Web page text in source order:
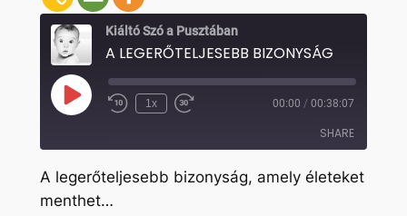
Kiáltó Szó a Pusztában
A LEGERŐTELJESEBB BIZONYSÁG
Play
Episode Rewind
1x
Fast
seconds
00:00 / 00:38:07
SHARE
SHARE
A legerőteljesebb bizonyság, amely életeket
menthet…